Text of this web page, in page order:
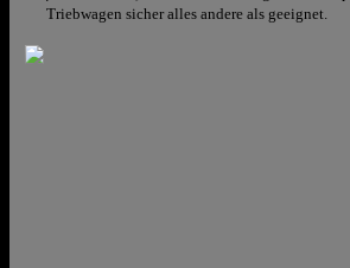
Triebwagen sicher alles andere als geeignet.